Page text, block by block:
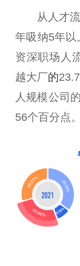
从人才
年吸纳5年以
资深职场人
越大厂的
人规模公司
56个百分点。